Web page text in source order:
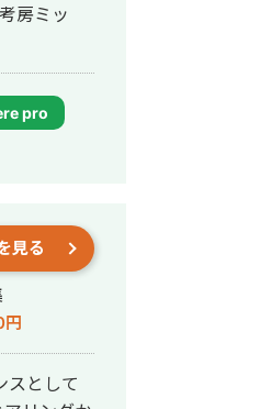
房ミッ
pro
見る